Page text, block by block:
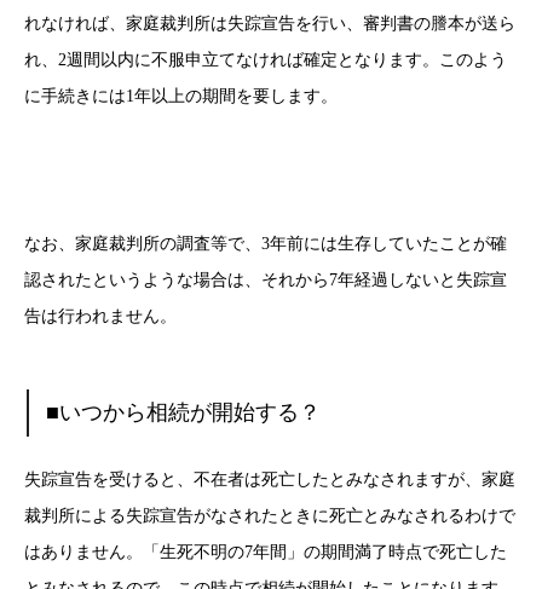
れなければ、家庭裁判所は失踪宣告を行い、審判書の謄本が送ら
れ、2週間以内に不服申立てなければ確定となります。このよう
に手続きには1年以上の期間を要します。
なお、家庭裁判所の調査等で、3年前には生存していたことが確
認されたというような場合は、それから7年経過しないと失踪宣
告は行われません。
■いつから相続が開始する？
失踪宣告を受けると、不在者は死亡したとみなされますが、家庭
裁判所による失踪宣告がなされたときに死亡とみなされるわけで
はありません。「生死不明の7年間」の期間満了時点で死亡した